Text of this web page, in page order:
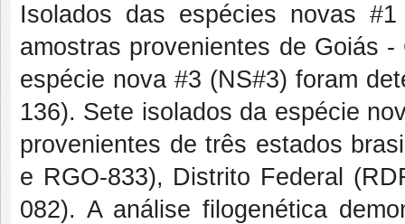
Isolados das espécies novas
amostras provenientes de Goiás
espécie nova #3 (NS#3) foram
136). Sete isolados da espécie
provenientes de três estados
e RGO-833), Distrito Federal
082). A análise filogenética